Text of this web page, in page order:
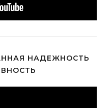
НАДЕЖНОСТЬ